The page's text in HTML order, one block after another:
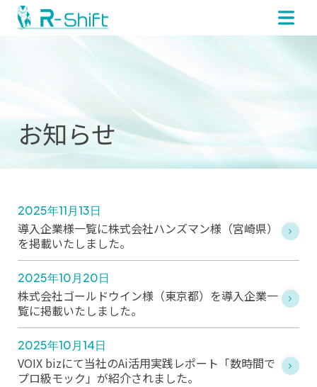
お知らせ
2025年11月13日
導入企業様一覧に株式会社ハンズマン様（宮崎県）
を掲載いたしました。
2025年10月20日
株式会社ゴールドウイン様（東京都）を導入企業一
覧に掲載いたしました。
2025年10月14日
VOIX bizにて当社のAi活用実践レポート「数時間で
プロ級モック」が紹介されました。